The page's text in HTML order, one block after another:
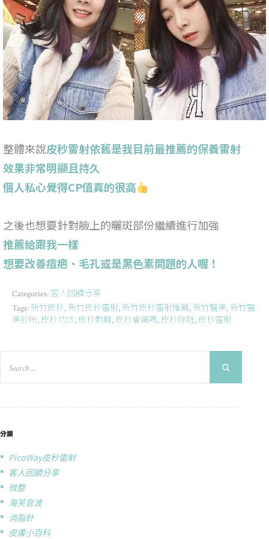
整體來說皮秒雷射依舊是我目前最推薦的保養雷射
效果非常明顯且持久
個人私心覺得CP值真的很高
之後也想要針對臉上的曬斑部份繼續進行加強
推薦給跟我一樣
想要改善痘疤、毛孔或是黑色素問題的人喔！
Categories: 客人回饋分享
Tags: 新竹皮秒, 新竹皮秒雷射, 新竹皮秒雷射推薦, 新竹醫美, 新竹醫
美診所, 皮秒功效, 皮秒敷麻, 皮秒會痛嗎, 皮秒除斑, 皮秒雷射
分類
PicoWay皮秒雷射
客人回饋分享
微整
海芙音波
消脂針
皮膚小百科